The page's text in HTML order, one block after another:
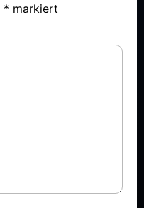
* markiert